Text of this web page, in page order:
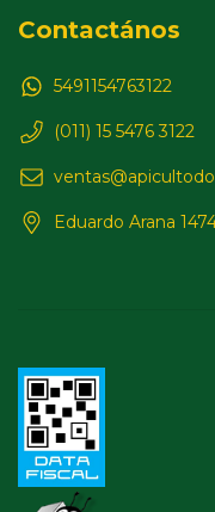
Contactános
5491154763122
(011) 15 5476 3122
Eduardo Arana